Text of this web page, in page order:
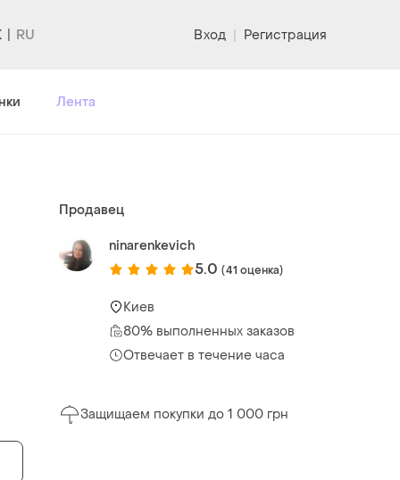
Вход | Регистрация
Лента
Продавец
ninarenkevich
5.0 (41 оценка)
Киев
80% выполненных заказов
Отвечает в течение часа
Защищаем покупки до 1 000 грн